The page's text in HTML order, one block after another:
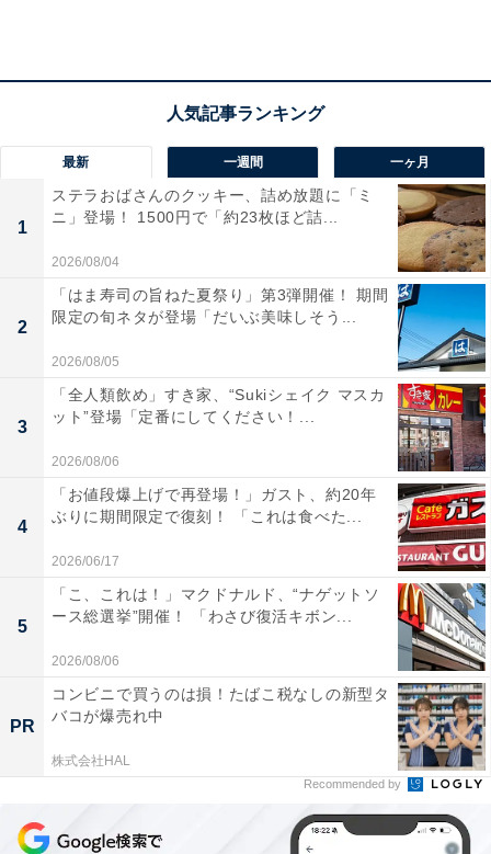
2023年3月13日に発売した「たんぱく質10gの豆腐バー 蓮根と枝豆」168円
（税別、以下同）
同社の定番商品である豆腐バーは、1本で10グラムの植
物性タンパク質を摂取できる豆腐の加工食品です。一般
的な絹ごし豆腐と比較すると、2.7倍もタンパク質を含ん
でおり、バータイプなので会社や自宅で手軽に食べられ
るのが魅力となっています。
具材がゴロゴロ入っており、豆腐のもっちりした食感との相性もいい
筆者は普段あまり豆腐を食べないのですが、この豆腐バ
ーは蓮根、枝豆、人参、しいたけが入っており、和風の
最新 一週間 一ヶ月
1
ステラおばさんのクッキー、詰め放題に「ミ
ニ」登場！ 1500円で「約23枚ほど詰...
2026/08/04
2
「はま寿司の旨ねた夏祭り」第3弾開催！ 期間
限定の旬ネタが登場「だいぶ美味しそう...
2026/08/05
3
「全人類飲め」すき家、“Sukiシェイク マスカ
ット”登場「定番にしてください！...
2026/08/06
4
「お値段爆上げで再登場！」ガスト、約20年
ぶりに期間限定で復刻！ 「これは食べた...
2026/06/17
5
「こ、これは！」マクドナルド、“ナゲットソ
ース総選挙”開催！ 「わさび復活キボン...
2026/08/06
PR
コンビニで買うのは損！たばこ税なしの新型タ
バコが爆売れ中
株式会社HAL
Recommended by